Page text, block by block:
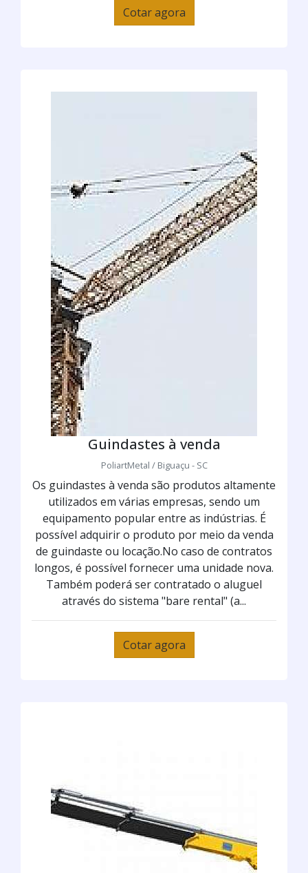
Cotar agora
Guindastes à venda
PoliartMetal / Biguaçu - SC
Os guindastes à venda são produtos altamente
utilizados em várias empresas, sendo um
equipamento popular entre as indústrias. É
possível adquirir o produto por meio da venda
de guindaste ou locação.No caso de contratos
longos, é possível fornecer uma unidade nova.
Também poderá ser contratado o aluguel
através do sistema "bare rental" (a...
Cotar agora